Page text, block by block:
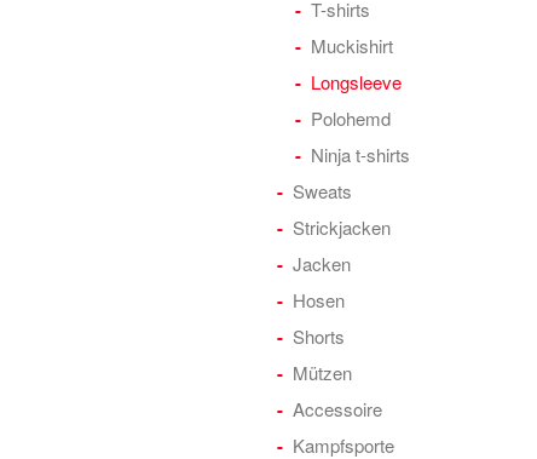
T-shirts
Muckishirt
Longsleeve
Polohemd
Ninja t-shirts
Sweats
Strickjacken
Jacken
Hosen
Shorts
Mützen
Accessoire
Kampfsporte